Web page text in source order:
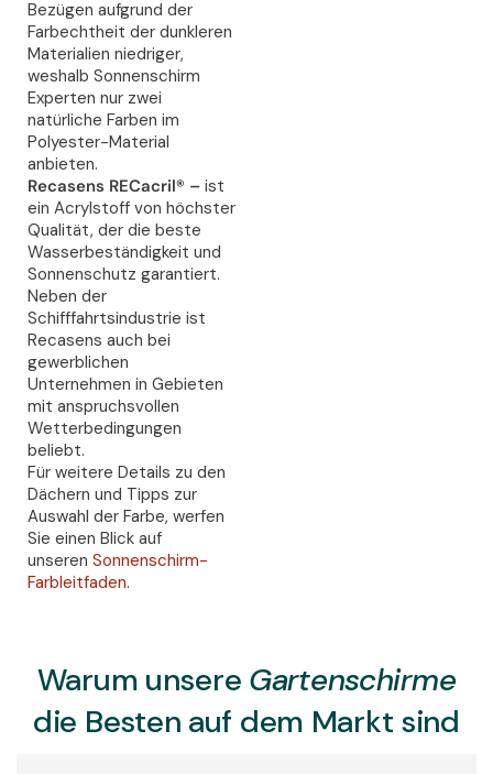
Bezügen aufgrund der
Farbechtheit der dunkleren
Materialien niedriger,
weshalb Sonnenschirm
Experten nur zwei
natürliche Farben im
Polyester-Material
anbieten.
Recasens RECacril® – ist
ein Acrylstoff von höchster
Qualität, der die beste
Wasserbeständigkeit und
Sonnenschutz garantiert.
Neben der
Schifffahrtsindustrie ist
Recasens auch bei
gewerblichen
Unternehmen in Gebieten
mit anspruchsvollen
Wetterbedingungen
beliebt.
Für weitere Details zu den
Dächern und Tipps zur
Auswahl der Farbe, werfen
Sie einen Blick auf
unseren Sonnenschirm-
Farbleitfaden.
Warum unsere Gartenschirme
die Besten auf dem Markt sind